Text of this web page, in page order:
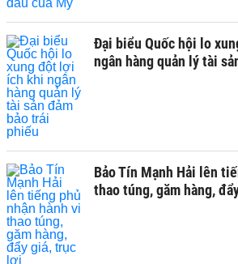
Đại biểu Quốc hội lo
ngân hàng quản lý tài
Bảo Tín Mạnh Hải lên
thao túng, găm hàng,